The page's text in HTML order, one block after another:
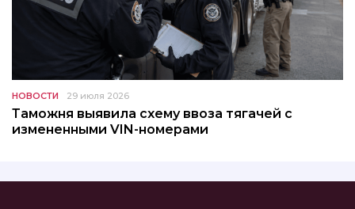
НОВОСТИ 29 июля 2026
Таможня выявила схему ввоза тягачей с
измененными VIN-номерами